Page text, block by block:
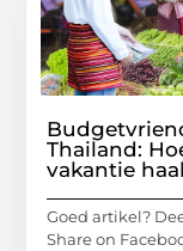
Thailand:
vakantie
Goed artikel?
Share on